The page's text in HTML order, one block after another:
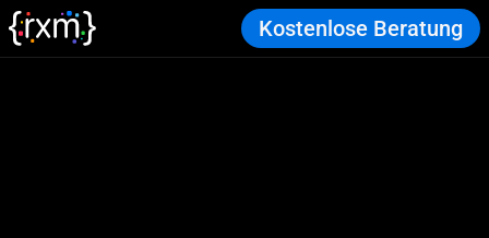
Kostenlose Beratung